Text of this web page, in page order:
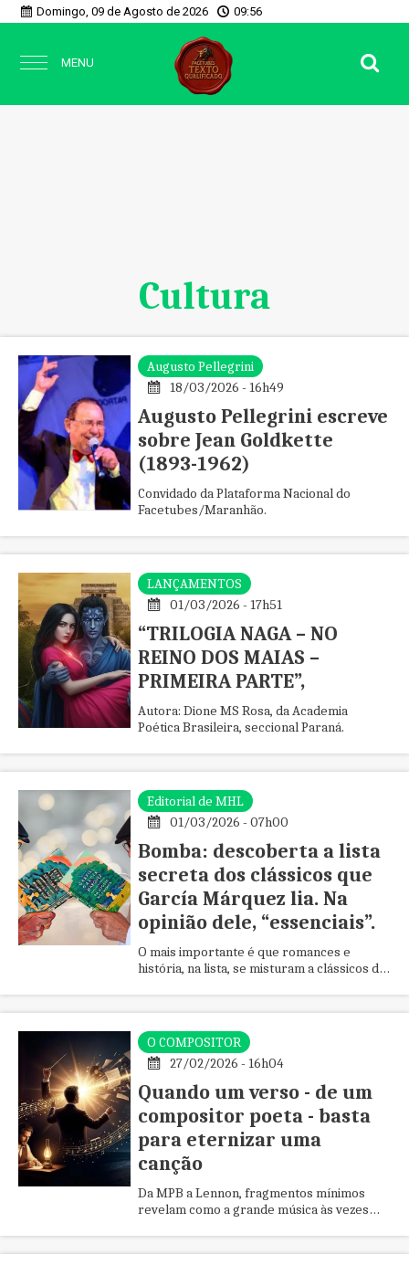
Domingo, 09 de Agosto de 2026 09:56
MENU
Cultura
Augusto Pellegrini
18/03/2026 - 16h49
Augusto Pellegrini escreve
sobre Jean Goldkette
(1893-1962)
Convidado da Plataforma Nacional do
Facetubes/Maranhão.
LANÇAMENTOS
01/03/2026 - 17h51
“TRILOGIA NAGA – NO
REINO DOS MAIAS –
PRIMEIRA PARTE”,
Autora: Dione MS Rosa, da Academia
Poética Brasileira, seccional Paraná.
Editorial de MHL
01/03/2026 - 07h00
Bomba: descoberta a lista
secreta dos clássicos que
García Márquez lia. Na
opinião dele, “essenciais”.
O mais importante é que romances e
história, na lista, se misturam a clássicos da
literários.
O COMPOSITOR
27/02/2026 - 16h04
Quando um verso - de um
compositor poeta - basta
para eternizar uma
canção
Da MPB a Lennon, fragmentos mínimos
revelam como a grande música às vezes